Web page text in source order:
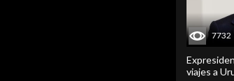
7732
viajes a